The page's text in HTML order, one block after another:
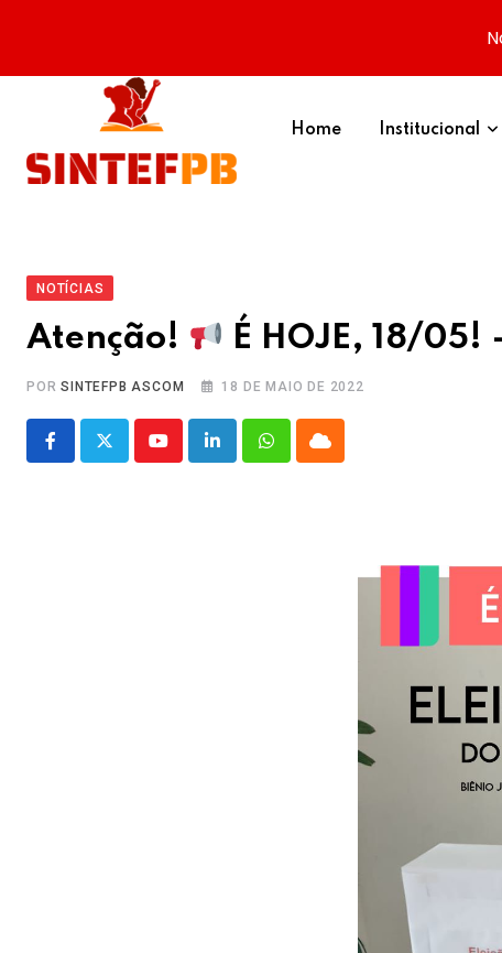
content
Home Institucional
NOTÍCIAS
Atenção! É HOJE, 18/05!
PORSINTEFPB ASCOM 18 DE MAIO DE 2022
YoutubeLinkedInWhatsappCloud